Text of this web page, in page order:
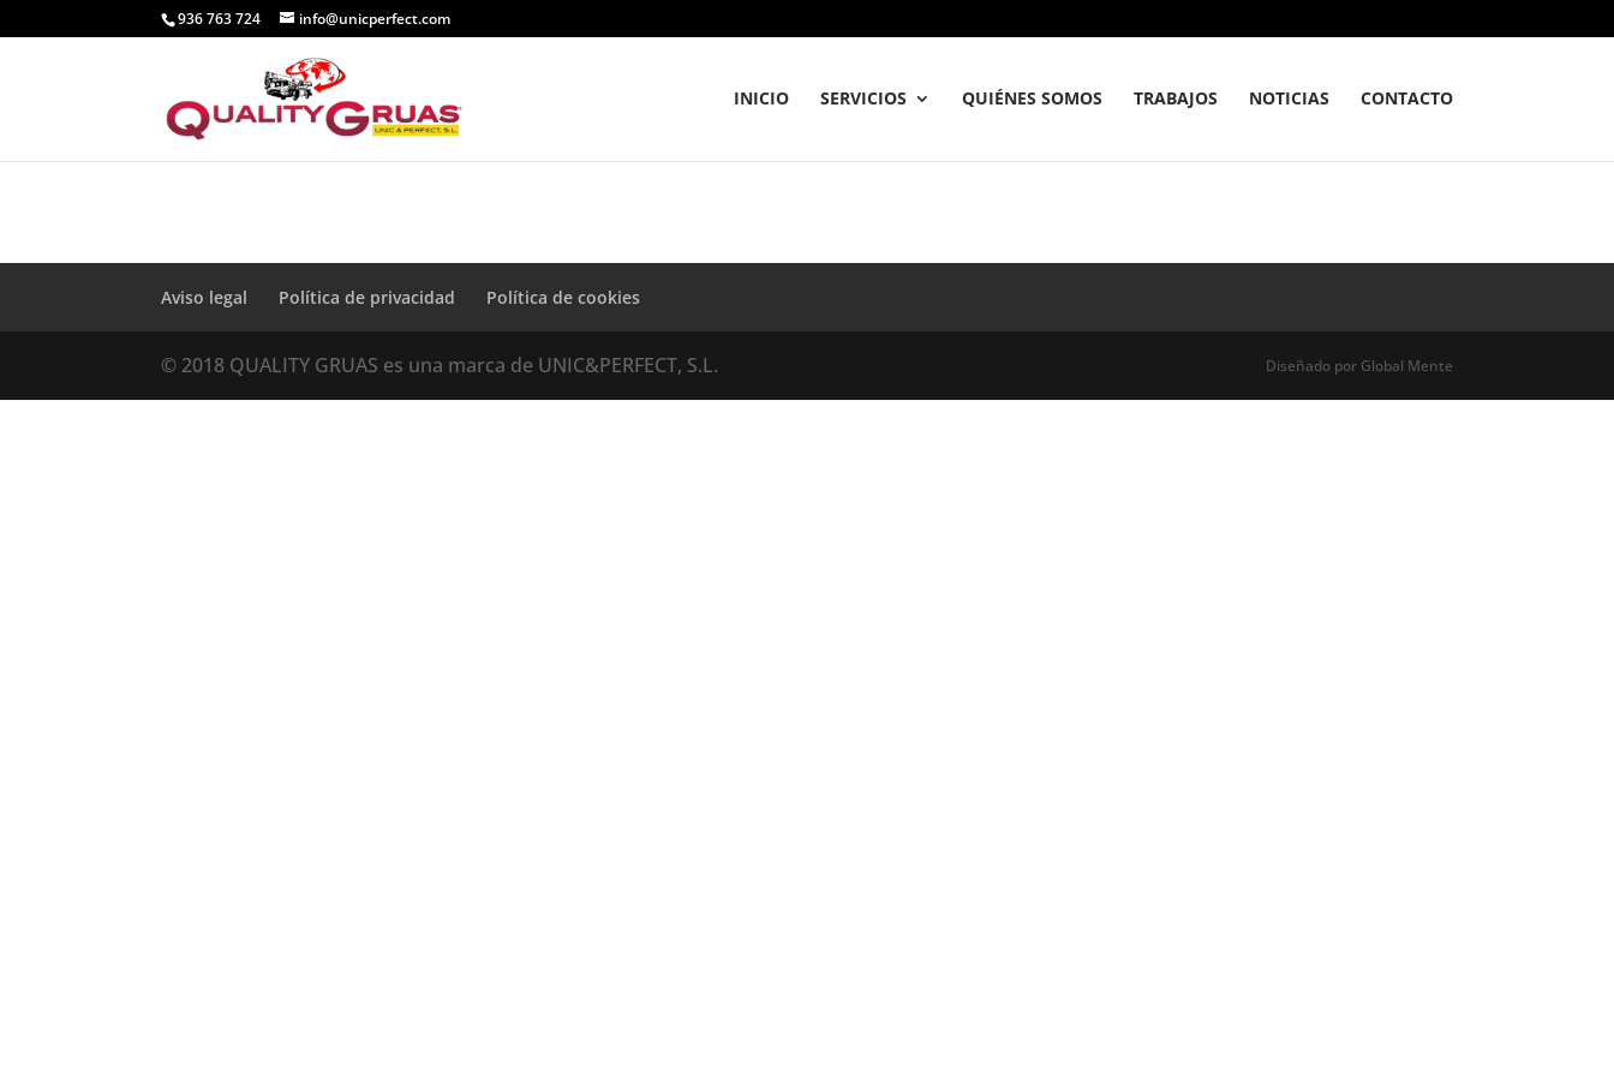
936 763 724 info@unicperfect.com
INICIO SERVICIOS QUIÉNES SOMOS TRABAJOS NOTICIAS CONTACTO
Aviso legal Política de privacidad Política de cookies
© 2018 QUALITY GRUAS es una marca de UNIC&PERFECT, S.L. Diseñado por Global Mente